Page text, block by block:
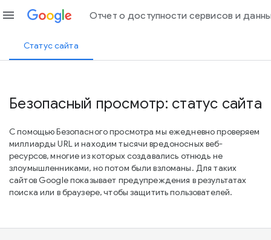
menu Отчет о доступности сервисов и
Статус сайта
Безопасный просмотр: статус сайта
С помощью Безопасного просмотра мы ежедневно проверяем
миллиарды URL и находим тысячи вредоносных веб-
ресурсов, многие из которых создавались отнюдь не
злоумышленниками, но потом были взломаны. Для таких
сайтов Google показывает предупреждения в результатах
поиска или в браузере, чтобы защитить пользователей.